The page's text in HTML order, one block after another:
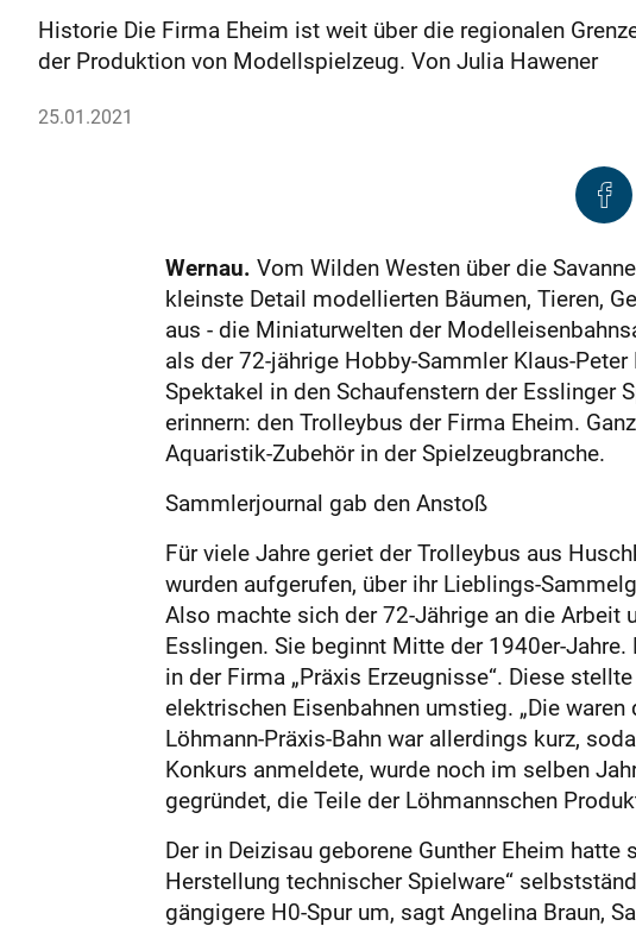
Historie Die Firma Eheim ist weit über die regionalen
der Produktion von Modellspielzeug. Von Julia Hawener
25.01.2021
Wernau. Vom Wilden Westen über die
kleinste Detail modellierten Bäumen, Tieren,
aus - die Miniaturwelten der
als der 72-jährige Hobby-Sammler Klaus-
Spektakel in den Schaufenstern der Esslinger
erinnern: den Trolleybus der Firma Eheim.
Aquaristik-Zubehör in der Spielzeugbranche.
Sammlerjournal gab den Anstoß
Für viele Jahre geriet der Trolleybus aus
wurden aufgerufen, über ihr Lieblings-
Also machte sich der 72-Jährige an die Arbeit
Esslingen. Sie beginnt Mitte der 1940er-
in der Firma „Präxis Erzeugnisse“. Diese
elektrischen Eisenbahnen umstieg. „Die
Löhmann-Präxis-Bahn war allerdings kurz,
Konkurs anmeldete, wurde noch im selben
gegründet, die Teile der Löhmannschen
Der in Deizisau geborene Gunther Eheim
Herstellung technischer Spielware“
gängigere H0-Spur um, sagt Angelina Braun,